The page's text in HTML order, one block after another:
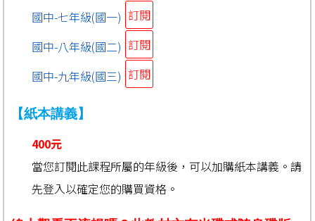
國中-七年級(國一) 訂閱
國中-八年級(國二) 訂閱
國中-九年級(國三) 訂閱
【紙本講義】
400元
當您訂閱此課程所屬的年級後，可以加購紙本講義。請
先登入以確定您的購買資格。